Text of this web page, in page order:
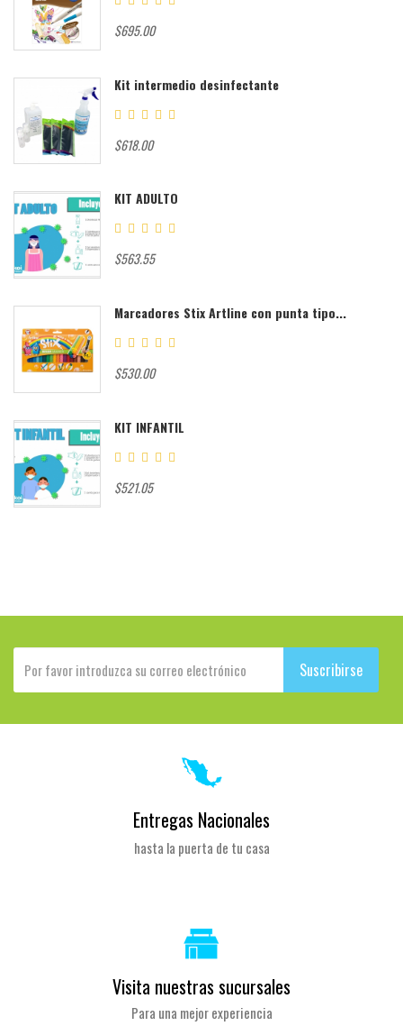
$695.00
Kit intermedio desinfectante
$618.00
KIT ADULTO
$563.55
Marcadores Stix Artline con punta tipo...
$530.00
KIT INFANTIL
$521.05
Suscribirse
Entregas Nacionales
hasta la puerta de tu casa
Visita nuestras sucursales
Para una mejor experiencia